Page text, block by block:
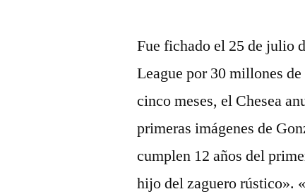
Fue fichado el 25 de julio
League por 30 millones
cinco meses, el Chesea
primeras imágenes de
cumplen 12 años del
hijo del zaguero rústico».